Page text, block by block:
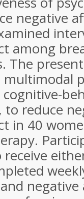
negative
among
The
multimodal
to reduce
in 40